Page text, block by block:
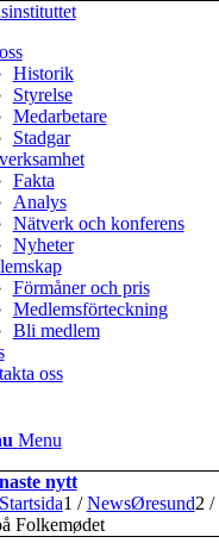
Historik
Styrelse
Medarbetare
Stadgar
Fakta
Analys
Nätverk och konferens
Nyheter
Förmåner och pris
Medlemsförteckning
Bli medlem
oss
Menu
nytt
Startsida1 / NewsØresund2 /
Folkemødet